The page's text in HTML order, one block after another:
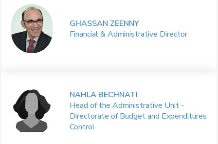
GHASSAN ZEENNY
Financial & Administrative Director
NAHLA BECHNATI
Head of the Administrative Unit -
Directorate of Budget and Expenditures
Control